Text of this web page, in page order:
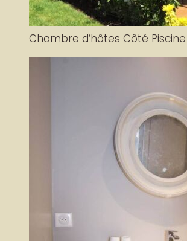
Chambre d’hôtes Côté Piscine